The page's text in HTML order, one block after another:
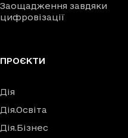
Заощадження завдяки
цифровізації
ПРОЄКТИ
Дія
Дія.Освіта
Дія.Бізнес